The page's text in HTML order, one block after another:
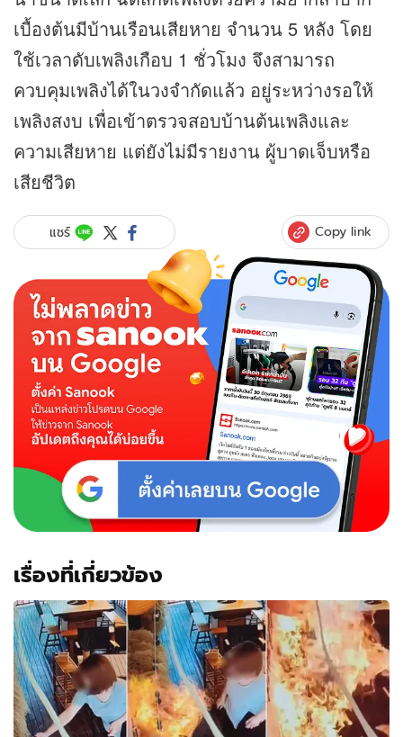
เบื้องต้นมีบ้านเรือนเสียหาย จำนวน 5 หลัง โดย
ใช้เวลาดับเพลิงเกือบ 1 ชั่วโมง จึงสามารถ
ควบคุมเพลิงได้ในวงจำกัดแล้ว อยู่ระหว่างรอให้
เพลิงสงบ เพื่อเข้าตรวจสอบบ้านต้นเพลิงและ
ความเสียหาย แต่ยังไม่มีรายงาน ผู้บาดเจ็บหรือ
เสียชีวิต
แชร์ Copy link
เรื่องที่เกี่ยวข้อง